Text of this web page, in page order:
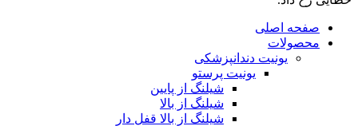
صفحه اصلی
محصولات
یونیت دندانپزشکی
یونیت پرستو
شیلنگ از پایین
شیلنگ از بالا
شیلنگ از بالا قفل دار